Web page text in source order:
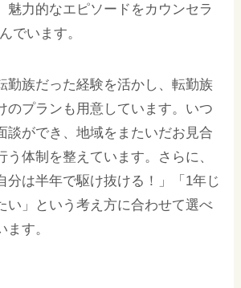
魅力的なエピソードをカウンセラ
でいます。
勤族だった経験を活かし、転勤族
のプランも用意しています。いつ
談ができ、地域をまたいだお見合
う体制を整えています。さらに、
分は半年で駆け抜ける！」「1年じ
い」という考え方に合わせて選べ
す。